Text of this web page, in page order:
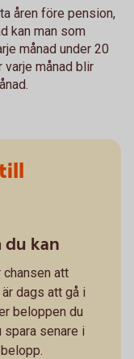
åren före pension,
kan man som
månad under 20
varje månad blir
kan
chansen att
dags att gå i
beloppen du
spara senare i